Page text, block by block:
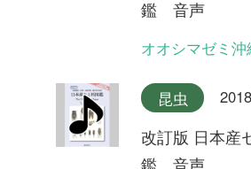
改訂版 日本産セミ科図
鑑 音声
タイワンヒグラシ(合唱)
昆虫 2018/07/06